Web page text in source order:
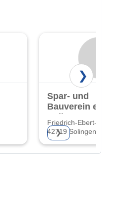
Spar- und
Bauverein eG
Solingen-Wald
Friedrich-Ebert-Str. 44
42719 Solingen
❯
❯